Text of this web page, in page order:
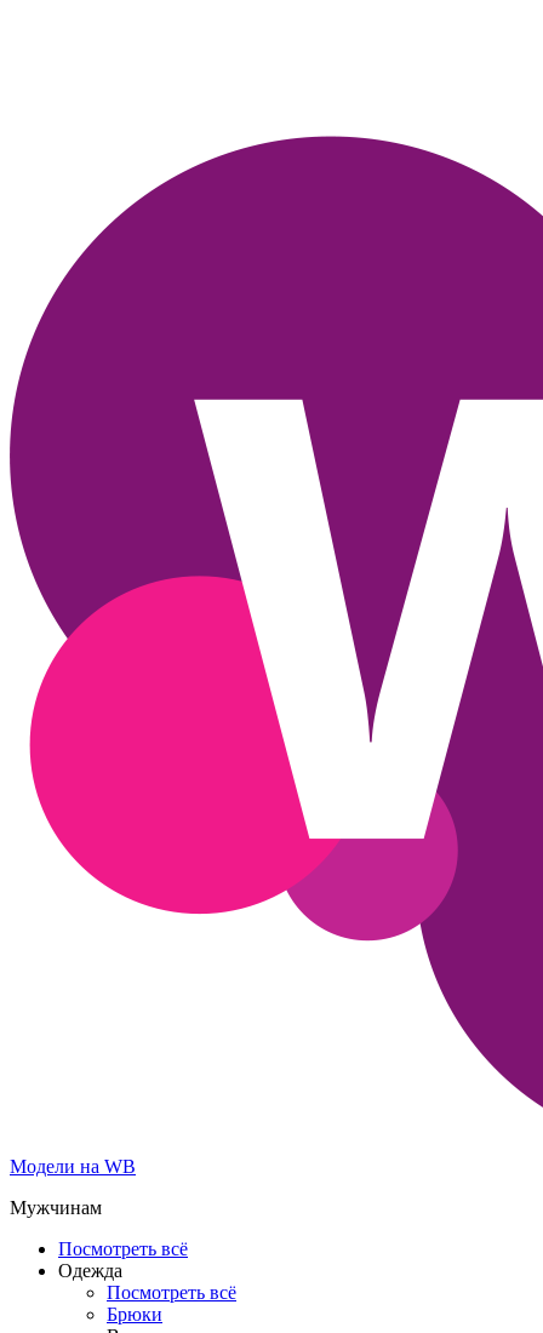
Модели на WB
Мужчинам
Посмотреть всё
Одежда
Посмотреть всё
Брюки